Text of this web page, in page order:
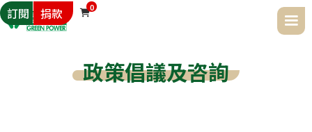
訂閱 捐款 
0
政策倡議及咨詢